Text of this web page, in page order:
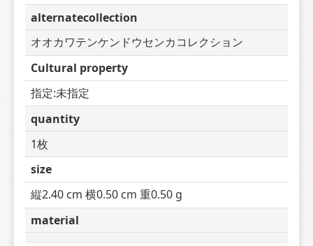
alternatecollection
オオカワテンケンドウセンカコレクション
Cultural property
指定:未指定
quantity
1枚
size
縦2.40 cm 横0.50 cm 重0.50 g
material